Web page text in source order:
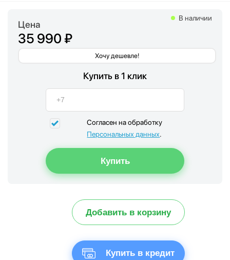
Цена
35 990 ₽
Хочу дешевле!
В наличии
Купить в 1 клик
Согласен на обработку
Персональных данных.
Добавить в корзину
Купить в кредит